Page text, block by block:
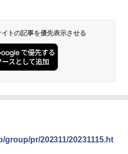
PEAK (パイクスピーク) 着替えテン
バシー テント 【中が透けない】 1
たたみ 防災グッズ 災害用トイレ ビ
ニック ポップアップテント 携帯 簡
テント (ブラック)
ンタッチ RENEW 幅200 2-3人用 43
パラソル 大型 ビーチ アウトドアパ
カット 4段階高さ調整 軽量 収納袋付
マ・イノシシ対策 自治体・教育機
実績 登山・キャンプ・アウトドア・
長期保存可能 緊急時用 日本国内発
トの記事を優先表示させる
group/pr/202311/20231115.ht